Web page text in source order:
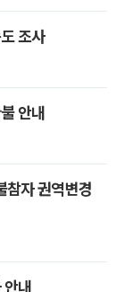
조사
안내
참자 권역변경
안내